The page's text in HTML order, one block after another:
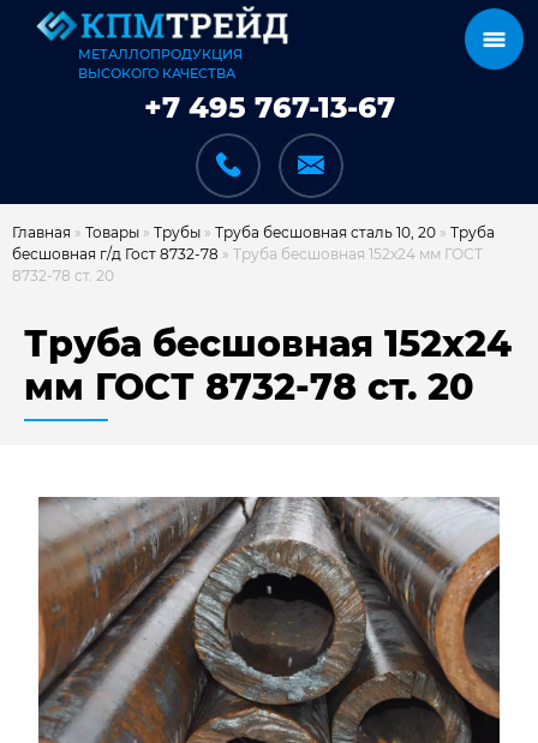
МЕТАЛЛОПРОДУКЦИЯ
ВЫСОКОГО КАЧЕСТВА
+7 495 767-13-67
ДОСТАВКА И ОПЛАТА
НАШИ ОБЪЕКТЫ
ОТЗЫВЫ
О НАС
БЛОГ
Главная » Товары » Трубы » Труба бесшовная сталь 10, 20 » Труба
бесшовная г/д Гост 8732-78 » Труба бесшовная 152х24 мм ГОСТ
8732-78 ст. 20
Труба бесшовная 152х24
мм ГОСТ 8732-78 ст. 20